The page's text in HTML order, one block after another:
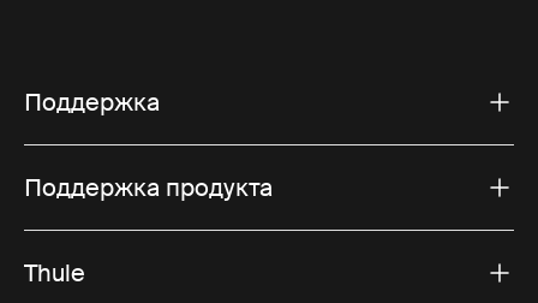
Поддержка
Поддержка продукта
Thule